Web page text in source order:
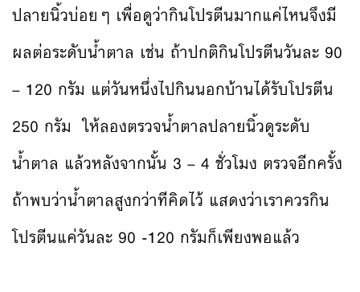
ปลายนิ้วบ่อยๆ เพื่อดูว่ากินโปรตีนมากแค่ไหนจึงมี
ผลต่อระดับน้ำตาล เช่น ถ้าปกติกินโปรตีนวันละ 90
– 120 กรัม แต่วันหนึ่งไปกินนอกบ้านได้รับโปรตีน
250 กรัม ให้ลองตรวจน้ำตาลปลายนิ้วดูระดับ
น้ำตาล แล้วหลังจากนั้น 3 – 4 ชั่วโมง ตรวจอีกครั้ง
ถ้าพบว่าน้ำตาลสูงกว่าทีคิดไว้ แสดงว่าเราควรกิน
โปรตีนแค่วันละ 90 -120 กรัมก็เพียงพอแล้ว